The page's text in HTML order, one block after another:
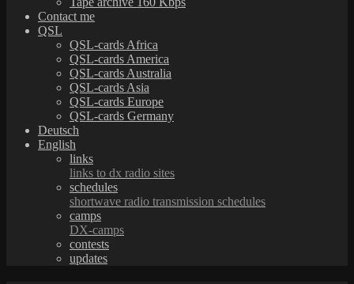
Contact me
QSL
QSL-cards Africa
QSL-cards America
QSL-cards Australia
QSL-cards Asia
QSL-cards Europe
QSL-cards Germany
Deutsch
English
links
links to dx radio sites
schedules
shortwave radio transmission schedules
camps
DX-camps
contests
updates